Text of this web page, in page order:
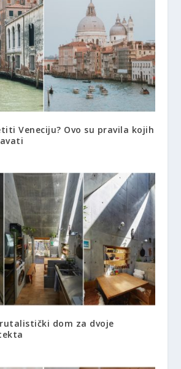
Veneciju? Ovo su pravila kojih
dom za dvoje